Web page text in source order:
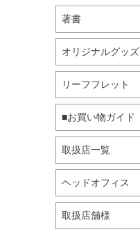
著書
オリジナルグッズ
リーフフレット
■お買い物ガイド
取扱店一覧
ヘッドオフィス
取扱店舗様